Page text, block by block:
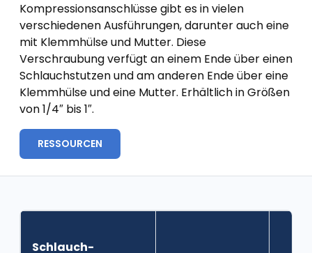
Kompressionsanschlüsse gibt es in vielen
verschiedenen Ausführungen, darunter auch eine
mit Klemmhülse und Mutter. Diese
Verschraubung verfügt an einem Ende über einen
Schlauchstutzen und am anderen Ende über eine
Klemmhülse und eine Mutter. Erhältlich in Größen
von 1/4″ bis 1″.
RESSOURCEN
Schlauch-